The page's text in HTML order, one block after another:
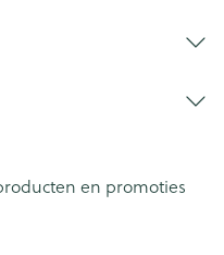
en promoties